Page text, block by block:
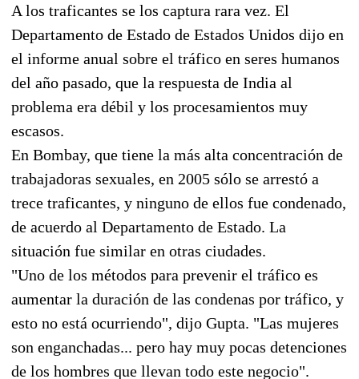
A los traficantes se los captura rara vez. El
Departamento de Estado de Estados Unidos dijo en
el informe anual sobre el tráfico en seres humanos
del año pasado, que la respuesta de India al
problema era débil y los procesamientos muy
escasos.
En Bombay, que tiene la más alta concentración de
trabajadoras sexuales, en 2005 sólo se arrestó a
trece traficantes, y ninguno de ellos fue condenado,
de acuerdo al Departamento de Estado. La
situación fue similar en otras ciudades.
"Uno de los métodos para prevenir el tráfico es
aumentar la duración de las condenas por tráfico, y
esto no está ocurriendo", dijo Gupta. "Las mujeres
son enganchadas... pero hay muy pocas detenciones
de los hombres que llevan todo este negocio".